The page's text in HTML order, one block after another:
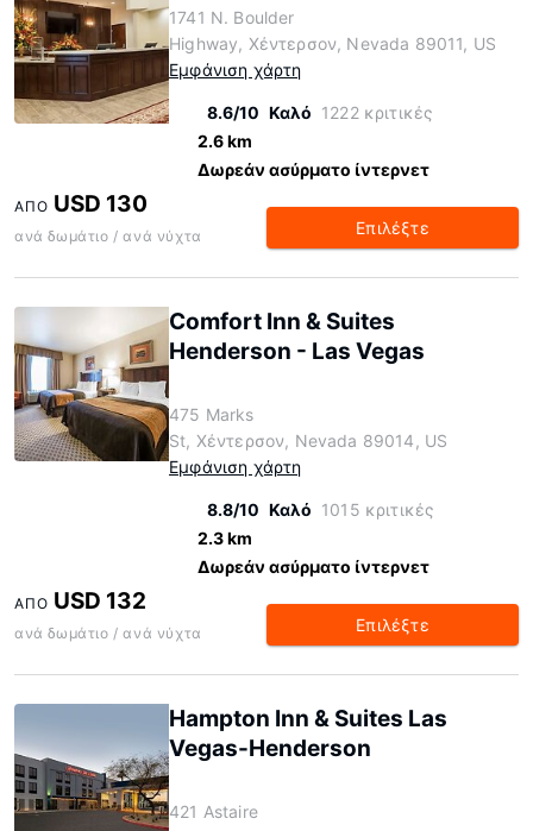
1741 N. Boulder
Highway, Χέντερσον, Nevada 89011, US
Εμφάνιση χάρτη
8.6/10 Καλό 1222 κριτικές
2.6 km
Δωρεάν ασύρματο ίντερνετ
ΑΠΌ USD 130
ανά δωμάτιο / ανά νύχτα Επιλέξτε
Comfort Inn & Suites
Henderson - Las Vegas
475 Marks
St, Χέντερσον, Nevada 89014, US
Εμφάνιση χάρτη
8.8/10 Καλό 1015 κριτικές
2.3 km
Δωρεάν ασύρματο ίντερνετ
ΑΠΌ USD 132
ανά δωμάτιο / ανά νύχτα Επιλέξτε
Hampton Inn & Suites Las
Vegas-Henderson
421 Astaire